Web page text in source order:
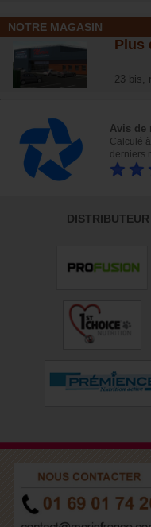
NOTRE MAGASIN
Plus
23 bis,
Avis de
Calculé
derniers